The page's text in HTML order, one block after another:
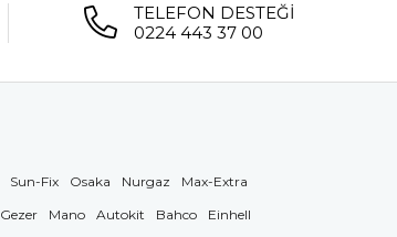
TELEFON DESTEĞİ
0224 443 37 00
Sun-Fix Osaka Nurgaz
Max-Extra
Gezer Mano Autokit Bahco
Einhell